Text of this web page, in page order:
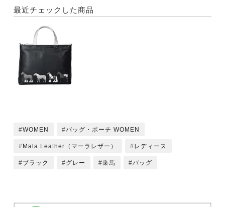
最近チェックした商品
WOMEN バッグ・ポーチ WOMEN
Mala Leather（マーラレザー） レディース
ブラック グレー 乗馬 バッグ